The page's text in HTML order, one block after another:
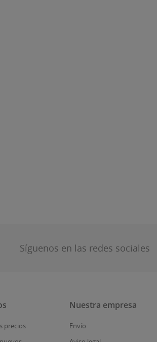
Síguenos en las redes sociales
precios
Nuestra empresa
Envío